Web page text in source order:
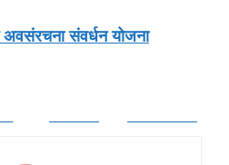
अवसंरचना संवर्धन योजना